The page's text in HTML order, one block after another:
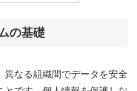
の基礎
異なる組織間でデータを安全